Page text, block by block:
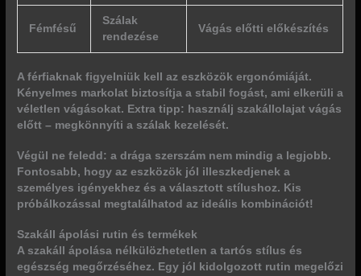
Fémfésű
Szálak
rendezése
Vágás előtti előkészítés
A férfiaknak figyelniük kell az eszközök ergonómiáját.
Kényelmes markolat biztosítja a stabil fogást, ami elkerüli a
véletlen vágásokat. Extra tipp: használj szakállolajat vágás
előtt – megkönnyíti a szálak kezelését.
Végül ne feledd: a drága szerszám nem mindig a legjobb.
Fontosabb, hogy az eszközök jól illeszkedjenek a
személyes igényekhez és a választott stílushoz. Kis
próbálkozással megtalálhatod az ideális kombinációt!
Szakáll ápolási rutin és termékek
A szakáll ápolása nélkülözhetetlen a tartós stílus és
egészség megőrzéséhez. Egy jól kidolgozott rutin megelőzi